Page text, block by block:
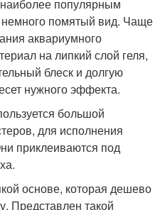
популярным
помятый вид. Чаще
аквариумного
на липкий слой геля,
блеск и долгую
нужного эффекта.
большой
для исполнения
приклеиваются под
основе, которая дешево
Представлен такой